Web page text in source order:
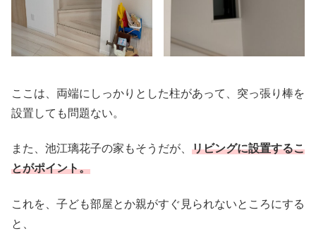
ここは、両端にしっかりとした柱があって、突っ張り棒を
設置しても問題ない。
また、池江璃花子の家もそうだが、 リビングに設置するこ
とがポイント。
これを、子ども部屋とか親がすぐ見られないところにする
と、